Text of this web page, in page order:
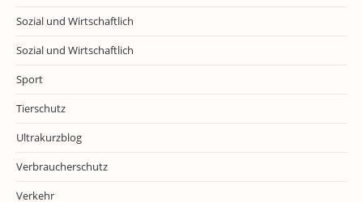
Sozial und Wirtschaftlich
Sozial und Wirtschaftlich
Sport
Tierschutz
Ultrakurzblog
Verbraucherschutz
Verkehr